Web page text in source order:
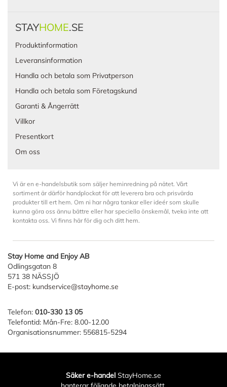
STAYHOME.SE
Produktinformation
Leveransinformation
Handla och betala som Privatperson
Handla och betala som Företagskund
Garanti & Ångerrätt
Villkor
Presentkort
Om oss
Vi är en e-handelsbutik som säljer heminredning på nätet. Vårt
sortiment är därför handplockat för att leverera bra och prisvärda
produkter till ert hem. Om ni har några tankar eller ideér som skulle
kunna göra oss ännu bättre eller har speciella önskemål, tveka inte att
kontakta oss. Vi finns här för dig och ditt hem.
Stay Home and Enjoy AB
Odlingsgatan 8
571 38 NÄSSJÖ
E-post: kundservice@stayhome.se
Telefon: 010-330 13 05
Telefontid: Mån-Fre: 8.00-12.00
Organisationsnummer: 556815-5294
Säker e-handel StayHome.se